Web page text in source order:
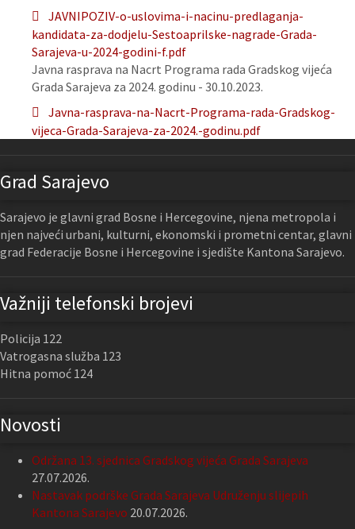
JAVNIPOZIV-o-uslovima-i-nacinu-predlaganja-
kandidata-za-dodjelu-Sestoaprilske-nagrade-Grada-
Sarajeva-u-2024-godini-f.pdf
Javna rasprava na Nacrt Programa rada Gradskog vijeća
Grada Sarajeva za 2024. godinu - 30.10.2023.
Javna-rasprava-na-Nacrt-Programa-rada-Gradskog-
vijeca-Grada-Sarajeva-za-2024.-godinu.pdf
Grad Sarajevo
Sarajevo je glavni grad Bosne i Hercegovine, njena metropola i
njen najveći urbani, kulturni, ekonomski i prometni centar, glavni
grad Federacije Bosne i Hercegovine i sjedište Kantona Sarajevo.
Važniji telefonski brojevi
Policija 122
Vatrogasna služba 123
Hitna pomoć 124
Novosti
Održana 13. sjednica Gradskog vijeća Grada Sarajeva
27.07.2026.
Nastavak podrške Grada Sarajeva Udruženju slijepih
Kantona Sarajevo 20.07.2026.